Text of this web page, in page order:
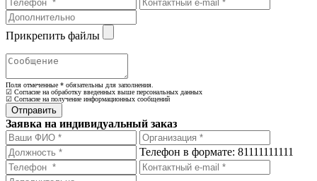
Прикрепить файлы
Поля отмеченные * обязательны для заполнения.
☑ Согласие на обработку введенных выше персональных данных
☑ Согласие на получение информационных сообщений
Заявка на индивидуальный заказ
Телефон в формате: 81111111111